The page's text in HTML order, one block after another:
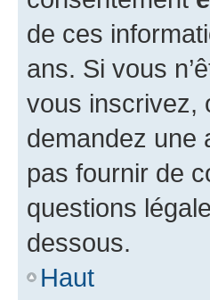
de ces
ans. Si vous
vous inscrivez,
demandez une
pas fournir de
questions
dessous.
Haut